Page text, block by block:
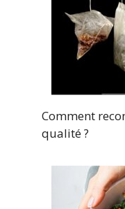
Comment
qualité ?